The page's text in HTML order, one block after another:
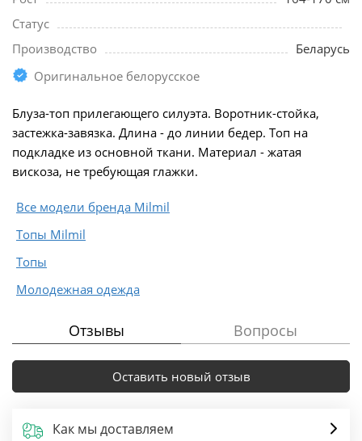
Статус
Производство
Беларусь
Оригинальное белорусское
Блуза-топ прилегающего силуэта. Воротник-стойка,
застежка-завязка. Длина - до линии бедер. Топ на
подкладке из основной ткани. Материал - жатая
вискоза, не требующая глажки.
Все модели бренда Milmil
Топы Milmil
Топы
Молодежная одежда
Отзывы Вопросы
Оставить новый отзыв
Как мы доставляем